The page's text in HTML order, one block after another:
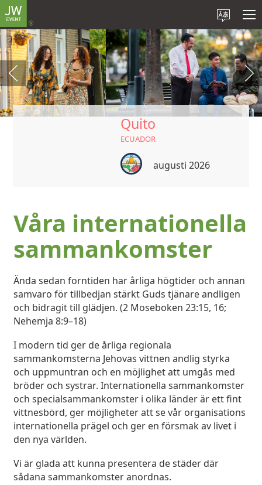
Våra internationella
sammankomster
Ända sedan forntiden har årliga högtider och annan
samvaro för tillbedjan stärkt Guds tjänare andligen
och bidragit till glädjen. (2 Moseboken 23:15, 16;
Nehemja 8:9–18)
I modern tid ger de årliga regionala
sammankomsterna Jehovas vittnen andlig styrka
och uppmuntran och en möjlighet att umgås med
bröder och systrar. Internationella sammankomster
och specialsammankomster i olika länder är ett fint
vittnesbörd, ger möjligheter att se vår organisations
internationella prägel och ger en försmak av livet i
den nya världen.
Vi är glada att kunna presentera de städer där
sådana sammankomster anordnas.